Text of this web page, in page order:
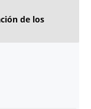
de los